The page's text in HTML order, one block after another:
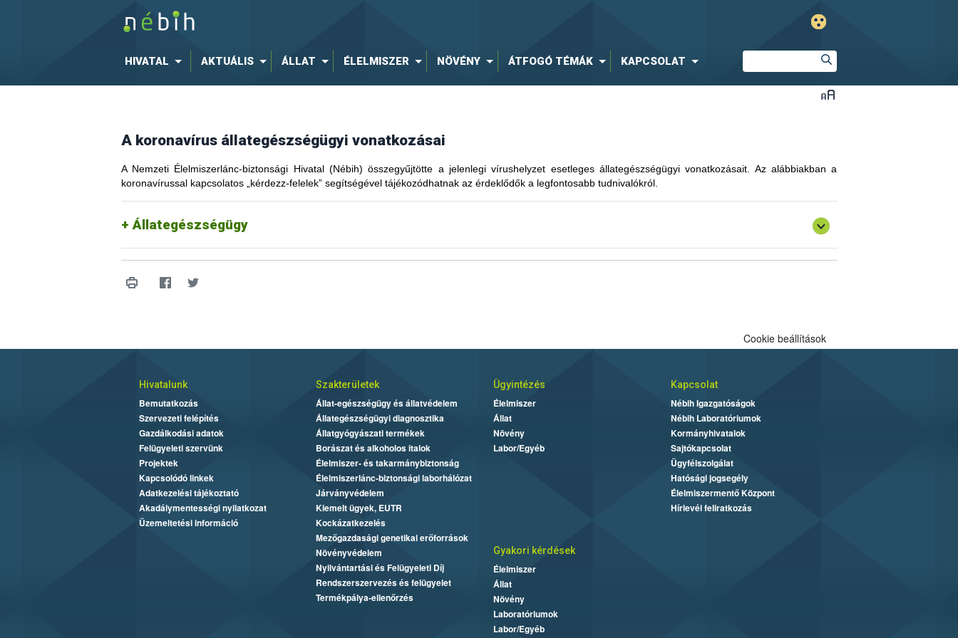
HIVATAL AKTUÁLIS ÁLLAT ÉLELMISZER NÖVÉNY ÁTFOGÓ TÉMÁK KAPCSOLAT
A koronavírus állategészségügyi vonatkozásai
A Nemzeti Élelmiszerlánc-biztonsági Hivatal (Nébih) összegyűjtötte a jelenlegi vírushelyzet esetleges állategészségügyi vonatkozásait. Az alábbiakban a
koronavírussal kapcsolatos „kérdezz-felelek” segítségével tájékozódhatnak az érdeklődők a legfontosabb tudnivalókról.
Állategészségügy
Cookie beállítások
Hivatalunk
Bemutatkozás
Szervezeti felépítés
Gazdálkodási adatok
Felügyeleti szervünk
Projektek
Kapcsolódó linkek
Adatkezelési tájékoztató
Akadálymentességi nyilatkozat
Üzemeltetési információ
Szakterületek
Állat-egészségügy és állatvédelem
Állategészségügyi diagnosztika
Állatgyógyászati termékek
Borászat és alkoholos italok
Élelmiszer- és takarmánybiztonság
Élelmiszerlánc-biztonsági laborhálózat
Járványvédelem
Kiemelt ügyek, EUTR
Kockázatkezelés
Mezőgazdasági genetikai erőforrások
Növényvédelem
Nyilvántartási és Felügyeleti Díj
Rendszerszervezés és felügyelet
Termékpálya-ellenőrzés
Ügyintézés
Élelmiszer
Állat
Növény
Labor/Egyéb
Kapcsolat
Nébih Igazgatóságok
Nébih Laboratóriumok
Kormányhivatalok
Sajtókapcsolat
Ügyfélszolgálat
Hatósági jogsegély
Élelmiszermentő Központ
Hírlevél feliratkozás
Gyakori kérdések
Élelmiszer
Állat
Növény
Laboratóriumok
Labor/Egyéb